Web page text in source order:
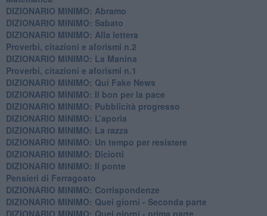
DIZIONARIO MINIMO: Abramo
DIZIONARIO MINIMO: Sabato
​DIZIONARIO MINIMO: Alla lettera
Proverbi, citazioni e aforismi n.2
DIZIONARIO MINIMO: La Manina
​Proverbi, citazioni e aforismi n.1
DIZIONARIO MINIMO: Qui Fake News
DIZIONARIO MINIMO: ​Il bon per la pace
DIZIONARIO MINIMO: Pubblicità progresso
DIZIONARIO MINIMO: L’aporìa
DIZIONARIO MINIMO: La razza
DIZIONARIO MINIMO: Un tempo per resistere
DIZIONARIO MINIMO: Diciotti
DIZIONARIO MINIMO: Il ponte
Pensieri di Ferragosto
DIZIONARIO MINIMO: Corrispondenze
DIZIONARIO MINIMO: Quei giorni - Seconda parte
DIZIONARIO MINIMO: Quei giorni - prima parte